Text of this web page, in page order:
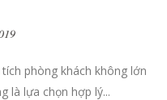
phòng khách không lớn
là lựa chọn hợp lý...